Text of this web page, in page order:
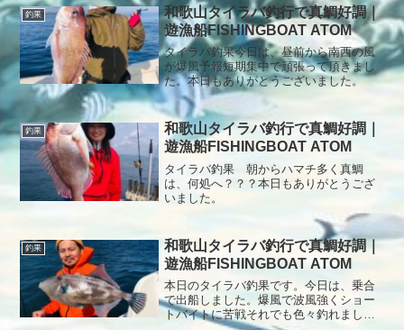
釣果
和歌山タイラバ釣行で真鯛好調｜
遊漁船FISHINGBOAT ATOM
タイラバ釣果今日は、昼前から南西の風
が爆風予報短期集中で頑張って頂きまし
た。本日もありがとうございました。
釣果
和歌山タイラバ釣行で真鯛好調｜
遊漁船FISHINGBOAT ATOM
タイラバ釣果 朝からハマチ多く真鯛
は、何処へ？？？本日もありがとうござ
いました。
釣果
和歌山タイラバ釣行で真鯛好調｜
遊漁船FISHINGBOAT ATOM
本日のタイラバ釣果です。今日は、乗合
で出船しました。爆風で波風強くショー
トバイトに苦戦それでも色々釣れました